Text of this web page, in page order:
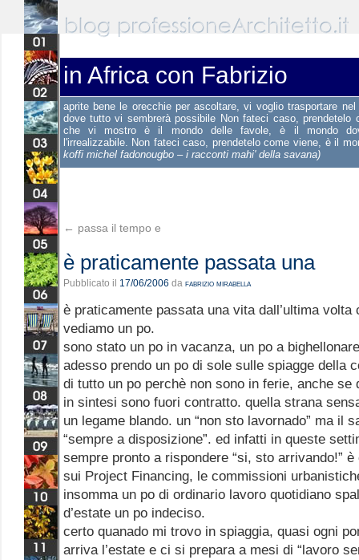
in Africa con Fabrizio
← passa il tempo e
è praticamente passata una
Pubblicato il 17/06/2006 da fabrizio mirabella
è praticamente passata una vita dall’ultima
vediamo un po.
sono stato un po in vacanza, un po a
adesso prendo un po di sole sulle spiagge della
di tutto un po perchè non sono in ferie, anche se
in sintesi sono fuori contratto. quella strana
un legame blando. un “non sto lavornado” ma il
“sempre a disposizione”. ed infatti in queste
sempre pronto a rispondere “si, sto arrivando!”
sui Project Financing, le commissioni
insomma un po di ordinario lavoro quotidiano
d’estate un po indeciso.
certo quanado mi trovo in spiaggia, quasi ogni
arriva l’estate e ci si prepara a mesi di “lavoro
aprite bene le orecchie per ascoltare, vi voglio trasportare
dove tutto vi sembrerà possibile Non fateci caso, prendetelo
che vi mostro è il mondo delle favole, è il mondo
l'irrealizzabile. Non fateci caso, prendetelo come viene, è il
koffi michel fadonougbo – i racconti mahi' della savana)